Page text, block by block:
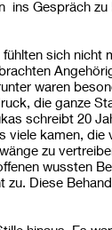
ins Gespräch
sich nicht
waren
die ganze
schreibt 20
viele kamen,
zu
wussten
zu. Diese